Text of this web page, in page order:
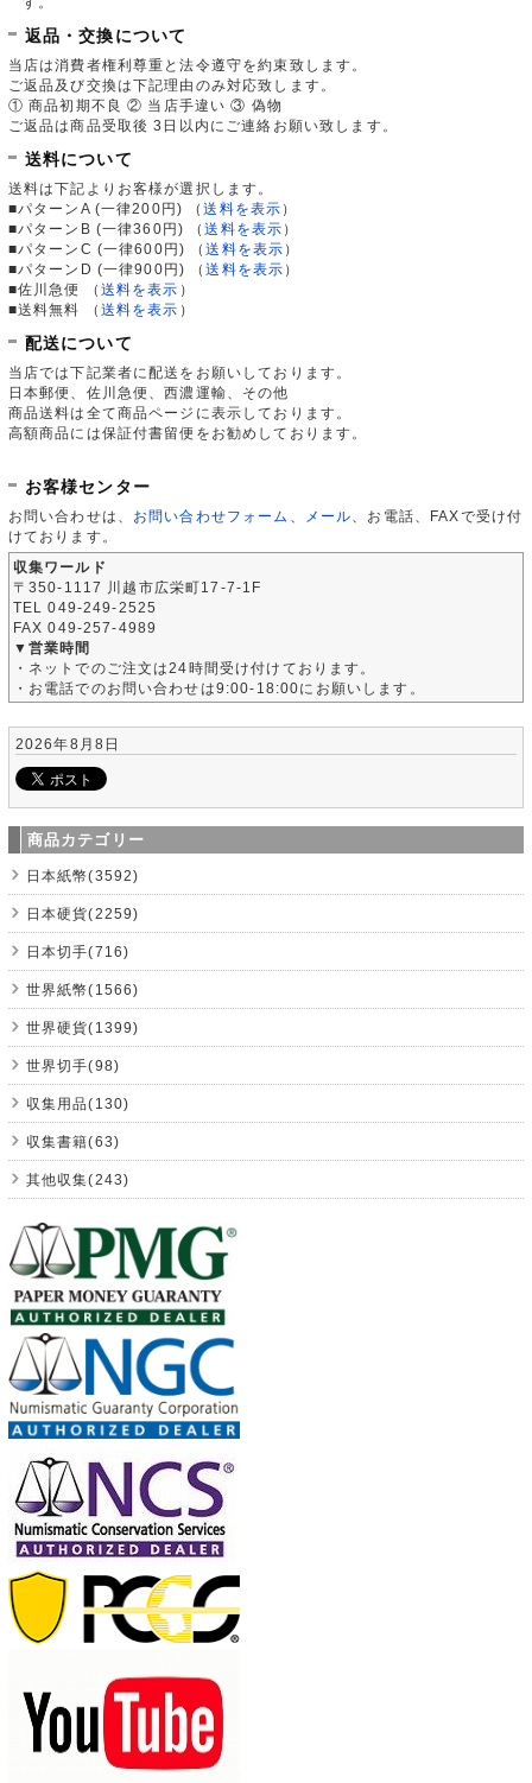
返品・交換について
当店は消費者権利尊重と法令遵守を約束致します。
ご返品及び交換は下記理由のみ対応致します。
① 商品初期不良 ② 当店手違い ③ 偽物
ご返品は商品受取後 3日以内にご連絡お願い致します。
送料について
送料は下記よりお客様が選択します。
■パターンA (一律200円)
（送料を表示 ）
■パターンB (一律360円)
（送料を表示 ）
■パターンC (一律600円)
（送料を表示 ）
■パターンD (一律900円)
（送料を表示 ）
■佐川急便
（ 送料を表示 ）
■送料無料
（ 送料を表示 ）
配送について
当店では下記業者に配送をお願いしております。
日本郵便、佐川急便、西濃運輸、その他
商品送料は全て商品ページに表示しております。
高額商品には保証付書留便をお勧めしております。
お客様センター
お問い合わせは、 お問い合わせフォーム メール 、お電話、FAXで受け付
けております。
収集ワールド
〒350-1117 川越市広栄町17-7-1F
TEL 049-249-2525
FAX 049-257-4989
▼営業時間
・ネットでのご注文は24時間受け付けております。
・お電話でのお問い合わせは9:00-18:00にお願いします。
2026年8月8日
商品カテゴリー
日本紙幣(3592)
日本硬貨(2259)
日本切手(716)
世界紙幣(1566)
世界硬貨(1399)
世界切手(98)
収集用品(130)
収集書籍(63)
其他収集(243)